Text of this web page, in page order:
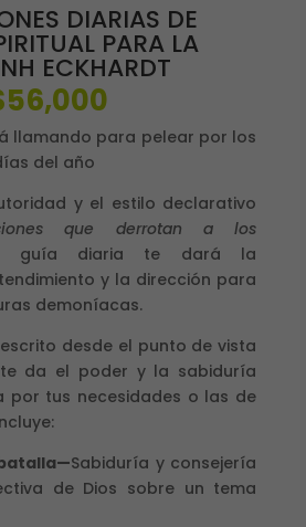
DIARIAS DE
PARA LA
ECKHARDT
56,000El
precio
actual
$56,000.
llamando para pelear por los
del año
y el estilo declarativo
que derrotan a los
guía diaria te dará la
y la dirección para
demoníacas.
desde el punto de vista
da el poder y la sabiduría
por tus necesidades o las de
Sabiduría y consejería
de Dios sobre un tema